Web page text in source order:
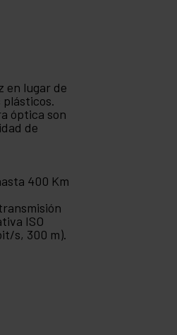
en lugar de
óptica son
de
400 Km
ISO
s, 300 m).